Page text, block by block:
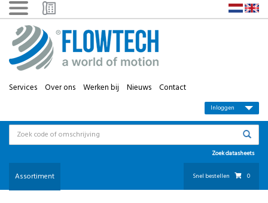
Services Over ons Werken bij Nieuws Contact
Inloggen
Assortiment
Zoek datasheets
Snel bestellen 0